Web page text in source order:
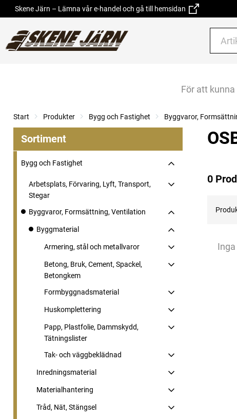
Skene Järn – Lämna vår e-handel och gå till hemsidan
För att
Start Produkter Bygg och Fastighet Byggvaror,
Sortiment
Bygg och Fastighet
Arbetsplats, Förvaring, Lyft, Transport,
Stegar
Byggvaror, Formsättning, Ventilation
Byggmaterial
Armering, stål och metallvaror
Betong, Bruk, Cement, Spackel,
Betongkem
Formbyggnadsmaterial
Huskomplettering
Papp, Plastfolie, Dammskydd,
Tätningslister
Tak- och väggbeklädnad
Inredningsmaterial
Materialhantering
Tråd, Nät, Stängsel
0